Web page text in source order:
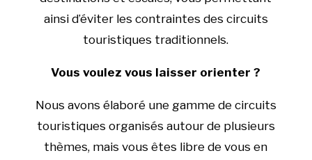
ainsi d’éviter les contraintes des circuits
touristiques traditionnels.
Vous voulez vous laisser orienter ?
Nous avons élaboré une gamme de circuits
touristiques organisés autour de plusieurs
thèmes, mais vous êtes libre de vous en